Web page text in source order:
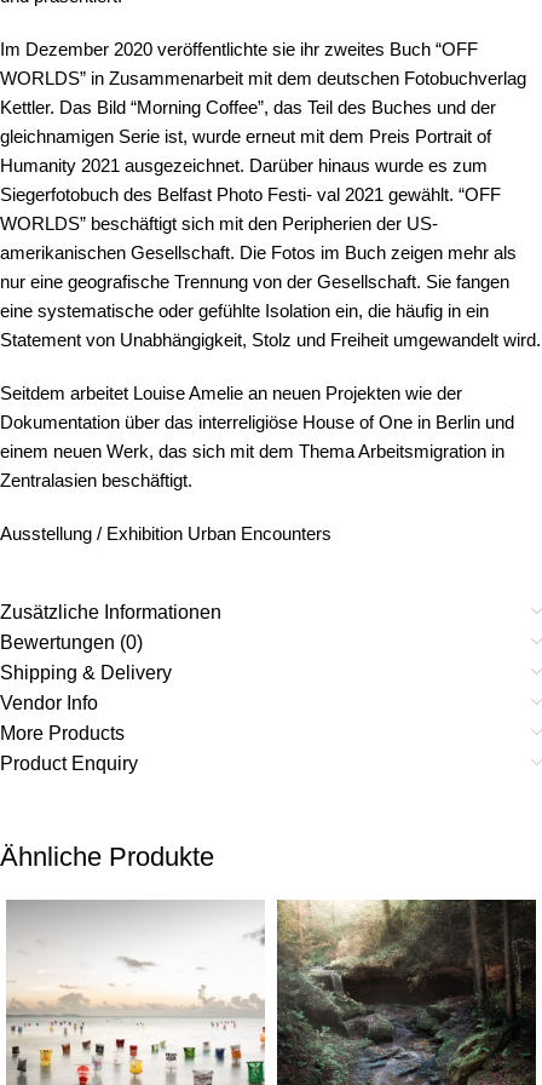
Im Dezember 2020 veröffentlichte sie ihr zweites Buch “OFF
WORLDS” in Zusammenarbeit mit dem deutschen Fotobuchverlag
Kettler. Das Bild “Morning Coffee”, das Teil des Buches und der
gleichnamigen Serie ist, wurde erneut mit dem Preis Portrait of
Humanity 2021 ausgezeichnet. Darüber hinaus wurde es zum
Siegerfotobuch des Belfast Photo Festi- val 2021 gewählt. “OFF
WORLDS” beschäftigt sich mit den Peripherien der US-
amerikanischen Gesellschaft. Die Fotos im Buch zeigen mehr als
nur eine geografische Trennung von der Gesellschaft. Sie fangen
eine systematische oder gefühlte Isolation ein, die häufig in ein
Statement von Unabhängigkeit, Stolz und Freiheit umgewandelt wird.
Seitdem arbeitet Louise Amelie an neuen Projekten wie der
Dokumentation über das interreligiöse House of One in Berlin und
einem neuen Werk, das sich mit dem Thema Arbeitsmigration in
Zentralasien beschäftigt.
Ausstellung / Exhibition Urban Encounters
Zusätzliche Informationen
Bewertungen (0)
Shipping & Delivery
Vendor Info
More Products
Product Enquiry
Ähnliche Produkte